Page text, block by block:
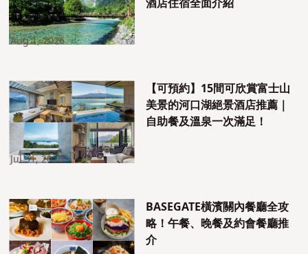
酒店住宿全面介紹
Aug 1, 2026
【可預約】15間可欣賞富士山
美景的河口湖絕景酒店推薦｜
自助餐及溫泉一次滿足！
Jul 31, 2026
BASEGATE橫濱關內餐廳全攻
略！午餐、晚餐及約會餐廳推
介